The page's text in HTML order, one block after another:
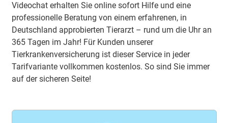
Videochat erhalten Sie online sofort Hilfe und eine
professionelle Beratung von einem erfahrenen, in
Deutschland approbierten Tierarzt – rund um die Uhr an
365 Tagen im Jahr! Für Kunden unserer
Tierkrankenversicherung ist dieser Service in jeder
Tarifvariante vollkommen kostenlos. So sind Sie immer
auf der sicheren Seite!